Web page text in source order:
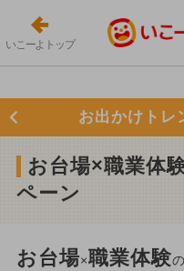
いこーよトップ
お出かけトレ
お台場×職業体
ペーン
お台場×職業体験の